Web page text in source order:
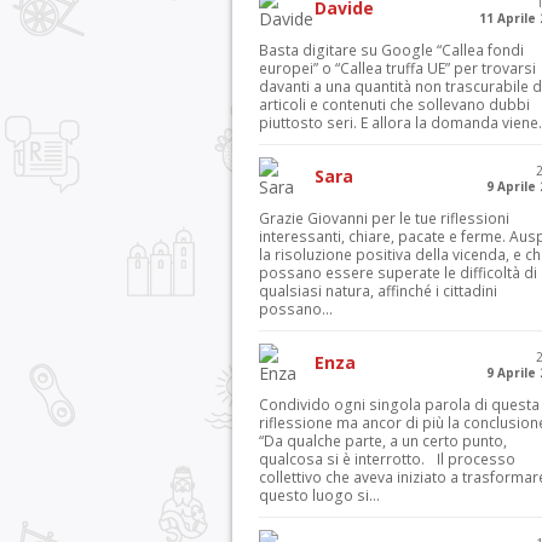
Davide
11 Aprile
Basta digitare su Google “Callea fondi
europei” o “Callea truffa UE” per trovarsi
davanti a una quantità non trascurabile
articoli e contenuti che sollevano dubbi
piuttosto seri. E allora la domanda
Sara
9 Aprile
Grazie Giovanni per le tue riflessioni
interessanti, chiare, pacate e ferme.
la risoluzione positiva della vicenda, e
possano essere superate le difficoltà di
qualsiasi natura, affinché i cittadini
possano...
Enza
9 Aprile
Condivido ogni singola parola di questa
riflessione ma ancor di più la
“Da qualche parte, a un certo punto,
qualcosa si è interrotto. Il processo
collettivo che aveva iniziato a
questo luogo si...